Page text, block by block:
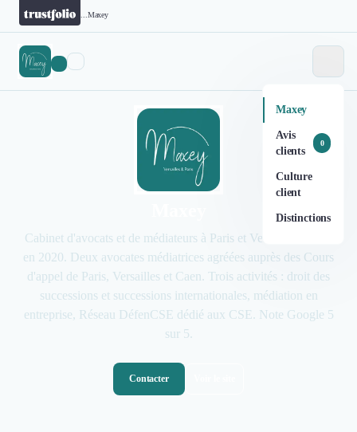
Maxey
Maxey
Avis
clients
0
Culture
client
Distinctions
Cabinet d'avocats et de médiateurs à Paris et Versailles, fondé
en 2020. Deux avocates médiatrices agréées auprès des Cours
d'appel de Paris, Versailles et Caen. Trois activités : droit des
successions et successions internationales, médiation en
entreprise, Réseau DéfenCSE dédié aux CSE. Note Google 5
sur 5.
Contacter